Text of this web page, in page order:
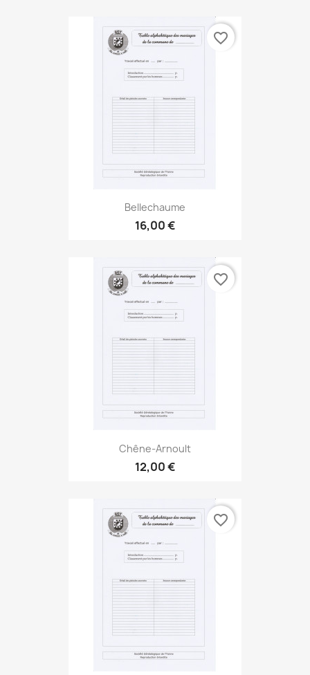
Bellechaume
16,00 €
favorite_border
Chêne-Arnoult
12,00 €
favorite_border
favorite_border